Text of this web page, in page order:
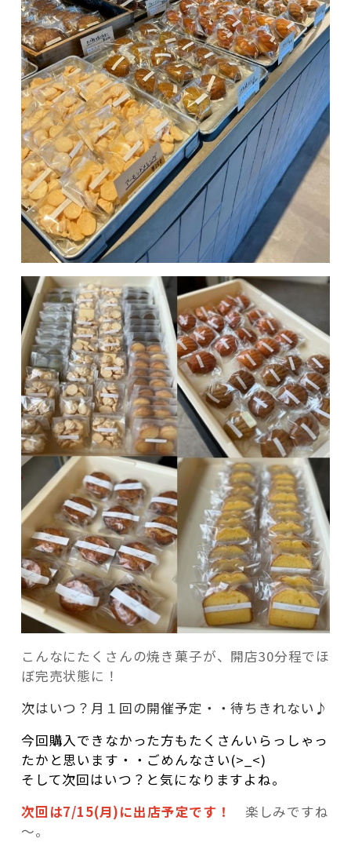
こんなにたくさんの焼き菓子が、開店30分程でほ
ぼ完売状態に！
次はいつ？月１回の開催予定・・待ちきれない♪
今回購入できなかった方もたくさんいらっしゃっ
たかと思います・・ごめんなさい(>_<)
そして次回はいつ？と気になりますよね。
次回は7/15(月)に出店予定です！ 楽しみですね
～。